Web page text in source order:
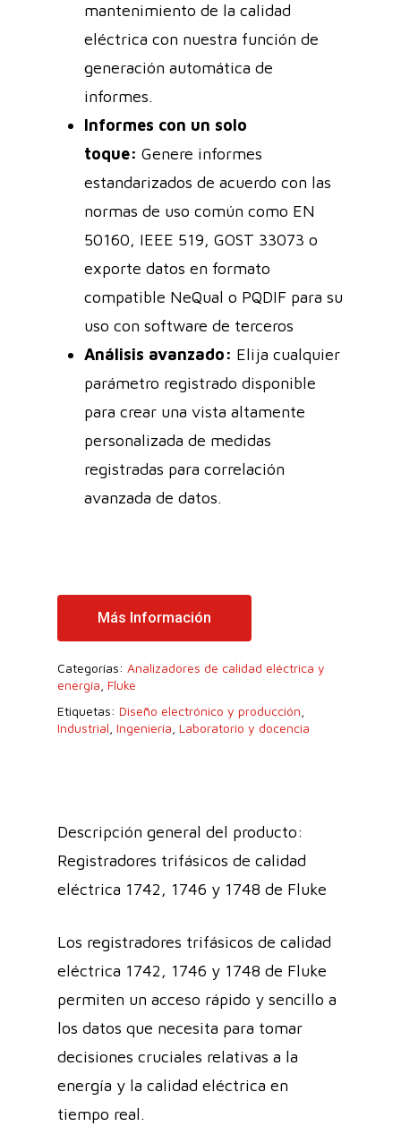
mantenimiento de la calidad
eléctrica con nuestra función de
generación automática de
informes.
Informes con un solo
toque: Genere informes
estandarizados de acuerdo con las
normas de uso común como EN
50160, IEEE 519, GOST 33073 o
exporte datos en formato
compatible NeQual o PQDIF para su
uso con software de terceros
Análisis avanzado: Elija cualquier
parámetro registrado disponible
para crear una vista altamente
personalizada de medidas
registradas para correlación
avanzada de datos.
Más Información
Categorías: Analizadores de calidad eléctrica y
energía Fluke
Etiquetas: Diseño electrónico y producción
Industrial Ingeniería Laboratorio y docencia
Descripción general del producto:
Registradores trifásicos de calidad
eléctrica 1742, 1746 y 1748 de Fluke
Los registradores trifásicos de calidad
eléctrica 1742, 1746 y 1748 de Fluke
permiten un acceso rápido y sencillo a
los datos que necesita para tomar
decisiones cruciales relativas a la
energía y la calidad eléctrica en
tiempo real.